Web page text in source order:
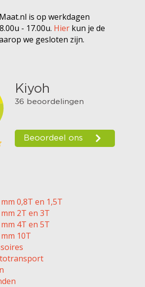
is op werkdagen
- 17.00u. Hier kun je de
we gesloten zijn.
0,8T en 1,5T
2T en 3T
4T en 5T
10T